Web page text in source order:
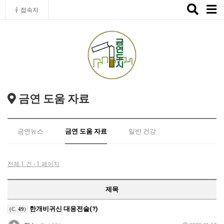
접속자
Toggle
금연 도움 자료
금연뉴스 금연 도움 자료 일반 건강
전체 1 건 - 1 페이지
제목
(C. 49) 한개비귀신 대응전술(?)